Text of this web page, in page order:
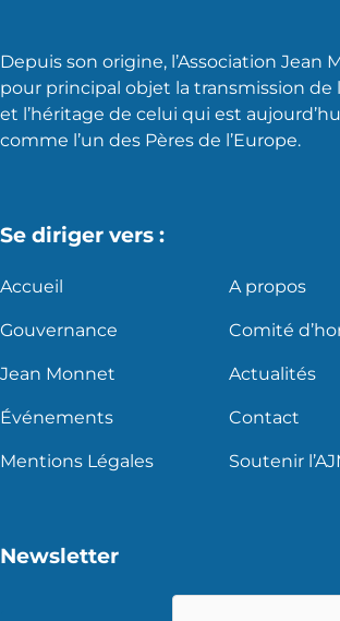
Depuis son origine, l’Association Jean
pour principal objet la transmission de
et l’héritage de celui qui est
comme l’un des Pères de l’Europe.
Se diriger vers :
Accueil A propos
Gouvernance Comité
Jean Monnet Actualités
Événements Contact
Mentions Légales Soutenir
Newsletter